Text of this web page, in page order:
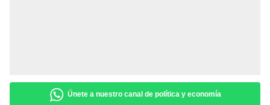
Únete a nuestro canal de política y economía